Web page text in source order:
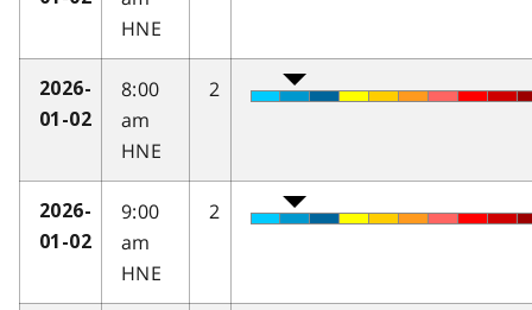
HNE
2026-
01-02
8:00
am
HNE
2
2026-
01-02
9:00
am
HNE
2